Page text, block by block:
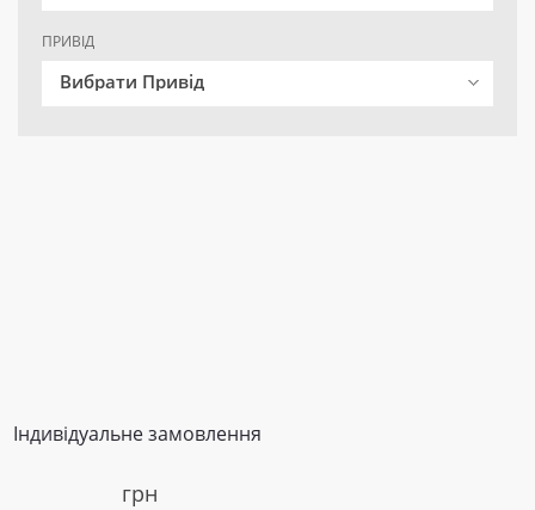
ПРИВІД
Вибрати Привід
Індивідуальне замовлення
грн